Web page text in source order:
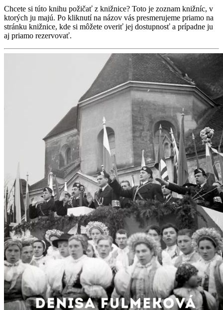
Chcete si túto knihu požičať z knižnice? Toto je zoznam knižníc, v
ktorých ju majú. Po kliknutí na názov vás presmerujeme priamo na
stránku knižnice, kde si môžete overiť jej dostupnosť a prípadne ju
aj priamo rezervovať.